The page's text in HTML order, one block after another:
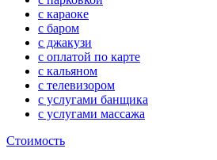
с караоке
с баром
с джакузи
с оплатой по карте
с кальяном
с телевизором
с услугами банщика
с услугами массажа
Стоимость